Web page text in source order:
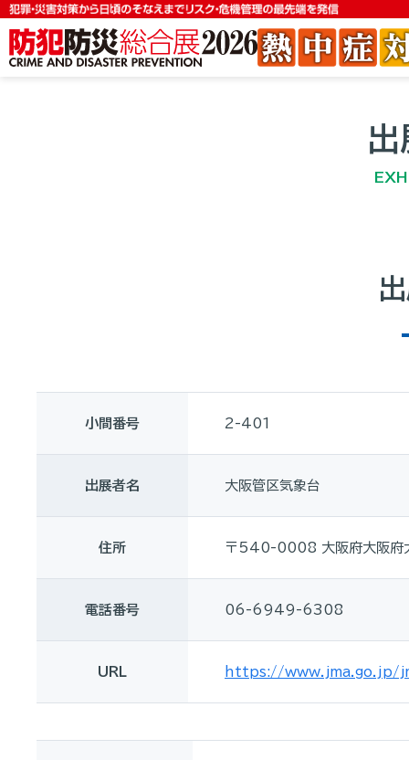
出
小間番号 2-401
出展者名 大阪管区気象台
住所 〒540-0008 大阪府大阪府
電話番号 06-6949-6308
URL https://www.jma.go.jp/